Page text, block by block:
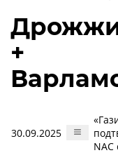
+
30.09.2025